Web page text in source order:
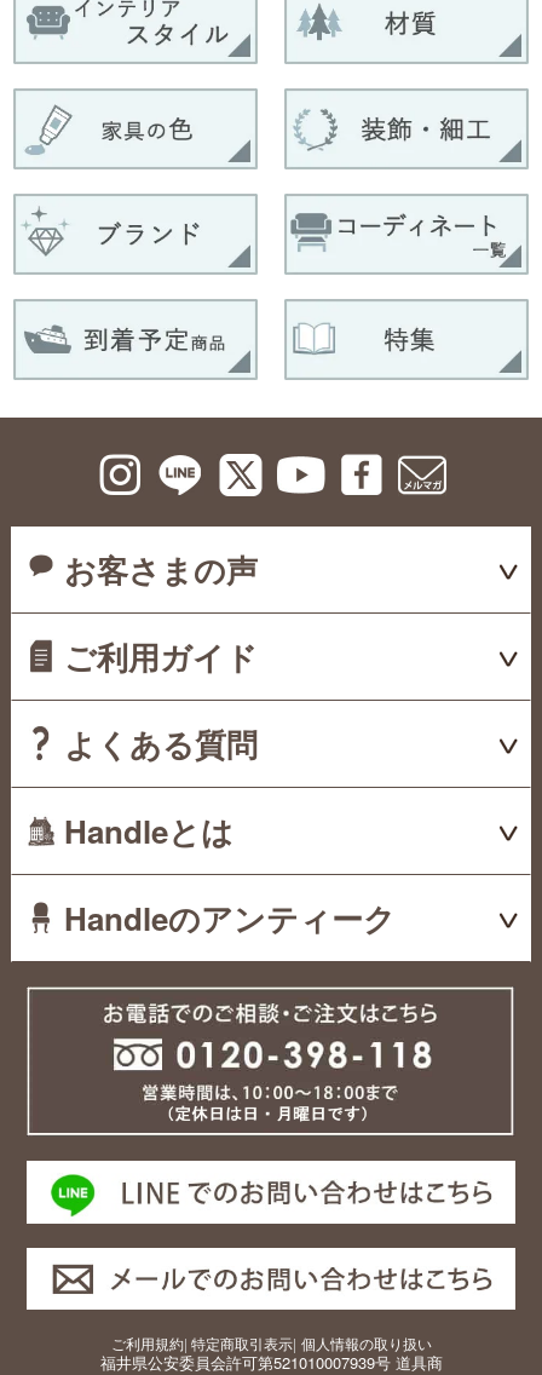
お客さまの声
ご利用ガイド
よくある質問
Handleとは
Handleのアンティーク
ご利用規約| 特定商取引表示| 個人情報の取り扱い
福井県公安委員会許可第521010007939号 道具商